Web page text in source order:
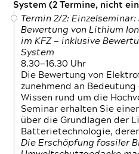
System (2 Termine, nicht
Termin 2/2:
Bewertung von Lithium
im KFZ — inklusive
System
8.30—16.30 Uhr
Die Bewertung von
zunehmend an
Wissen rund um die
Seminar erhalten Sie
über die Grundlagen der
Batterietechnologie,
Die Erschöpfung fossiler